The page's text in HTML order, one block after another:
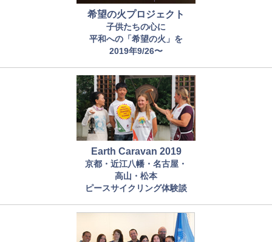
希望の火プロジェクト
子供たちの心に
平和への「希望の火」を
2019年9/26〜
Earth Caravan 2019
京都・近江八幡・名古屋・
高山・松本
ピースサイクリング体験談